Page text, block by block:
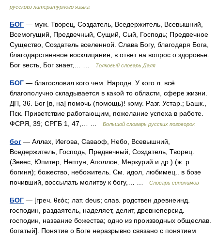
русского литературного языка
БОГ — муж. Творец, Создатель, Вседержитель, Всевышний,
Всемогущий, Предвечный, Сущий, Сый, Господь; Предвечное
Существо, Создатель вселенной. Слава Богу, благодаря Бога,
благодарственное восклицание, в ответ на вопрос о здоровье.
Бог весть, Бог знает,… …
Толковый словарь Даля
БОГ — благословил кого чем. Народн. У кого л. всё
благополучно складывается в какой то области, сфере жизни.
ДП, 36. Бог [в, на] помочь (помощь)! кому. Разг. Устар.; Башк.,
Пск. Приветствие работающим, пожелание успеха в работе.
ФСРЯ, 39; СРГБ 1, 47,… …
Большой словарь русских поговорок
бог — Аллах, Иегова, Саваоф, Небо, Всевышний,
Вседержитель, Господь, Предвечный, Создатель, Творец.
(Зевес, Юпитер, Нептун, Аполлон, Меркурий и др.) (ж. р.
богиня); божество, небожитель. См. идол, любимец.. в бозе
почивший, воссылать молитву к богу,… …
Словарь синонимов
БОГ — [греч. θεός; лат. deus; слав. родствен древнеинд.
господин, раздаятель, наделяет, делит, древнеперсид.
господин, название божества; одно из производных общеслав.
богатый]. Понятие о Боге неразрывно связано с понятием